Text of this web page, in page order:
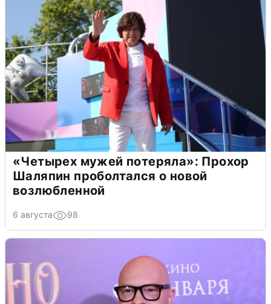
«Четырех мужей потеряла»: Прохор
Шаляпин проболтался о новой
возлюбленной
6 августа 98